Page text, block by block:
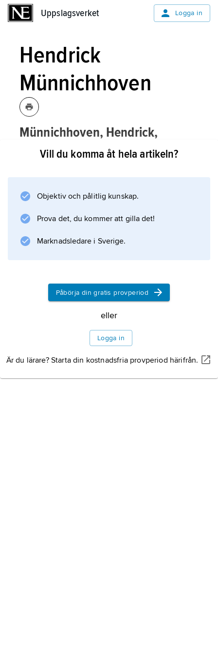
Uppslagsverket Logga in
Hendrick
Münnichhoven
Münnichhoven, Hendrick,
nederländsk målare, se Munnichhoven
Vill du komma åt hela artikeln?
Objektiv och pålitlig kunskap.
Prova det, du kommer att gilla det!
Marknadsledare i Sverige.
Påbörja din gratis provperiod
eller
Logga in
Är du lärare? Starta din kostnadsfria provperiod härifrån.